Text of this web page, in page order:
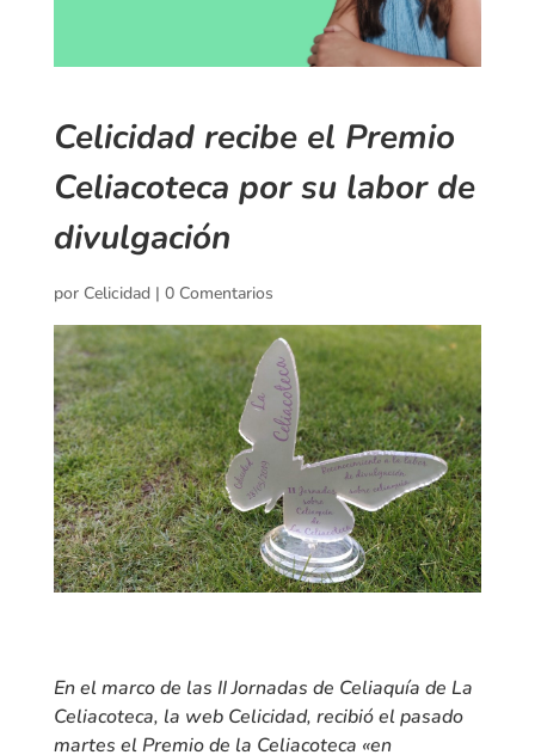
Celicidad recibe el Premio
Celiacoteca por su labor de
divulgación
por Celicidad| 0 Comentarios
En el marco de las II Jornadas de Celiaquía de La
Celiacoteca, la web Celicidad, recibió el pasado
martes el Premio de la Celiacoteca «en